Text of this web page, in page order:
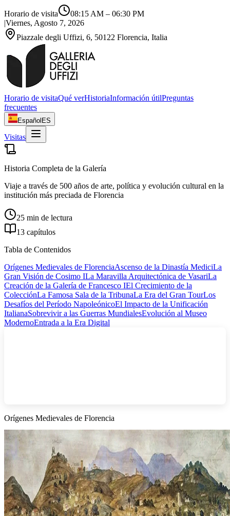
Horario de visita 08:15 AM – 06:30 PM
|Viernes, Agosto 7, 2026
Piazzale degli Uffizi, 6, 50122 Florencia, Italia
Horario de visitaQué verHistoriaInformación útilPreguntas
frecuentes
Español ES
Visitas
Historia Completa de la Galería
Viaje a través de 500 años de arte, política y evolución cultural en la
institución más preciada de Florencia
25 min de lectura
13 capítulos
Tabla de Contenidos
Orígenes Medievales de FlorenciaAscenso de la Dinastía MediciLa
Gran Visión de Cosimo ILa Maravilla Arquitectónica de VasariLa
Creación de la Galería de Francesco IEl Crecimiento de la
ColecciónLa Famosa Sala de la TribunaLa Era del Gran TourLos
Desafíos del Período NapoleónicoEl Impacto de la Unificación
ItalianaSobrevivir a las Guerras MundialesEvolución al Museo
ModernoEntrada a la Era Digital
Orígenes Medievales de Florencia